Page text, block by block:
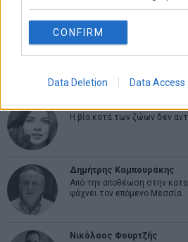
CONFIRM
Data Deletion Data Access
Εύη Φραγκάκη
Η βία κατά των ζώων δεν
Δημήτρης Καμπουράκης
Από την αποθέωση στην
ψάχνει τον επόμενο Μεσσία
Νικόλαος Φουρτζής